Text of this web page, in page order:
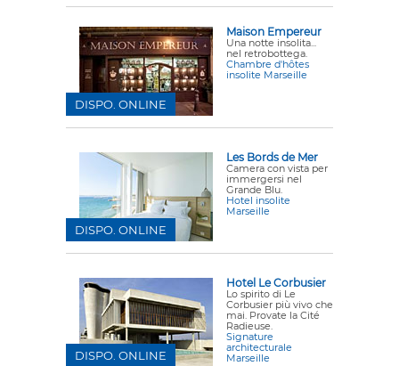
Maison Empereur
Una notte insolita...
nel retrobottega.
Chambre d'hôtes
insolite Marseille
DISPO. ONLINE
Les Bords de Mer
Camera con vista per
immergersi nel
Grande Blu.
Hotel insolite
Marseille
DISPO. ONLINE
Hotel Le Corbusier
Lo spirito di Le
Corbusier più vivo che
mai. Provate la Cité
Radieuse.
Signature
architecturale
Marseille
DISPO. ONLINE